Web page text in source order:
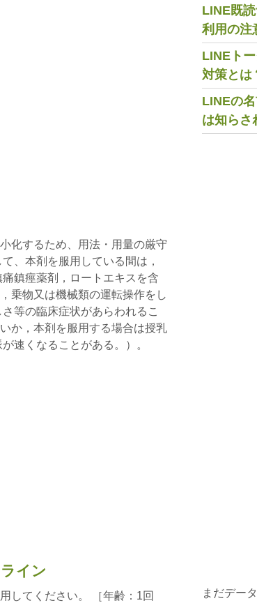
化するため、用法・用量の厳守
、本剤を服用している間は，
鎮痙薬剤，ロートエキスを含
乗物又は機械類の運転操作をし
等の臨床症状があらわれるこ
か，本剤を服用する場合は授乳
速くなることがある。）。
イン
してください。 ［年齢：1回
LINE既
利用の注
LINEト
対策とは
LINEの
は知らさ
まだデー